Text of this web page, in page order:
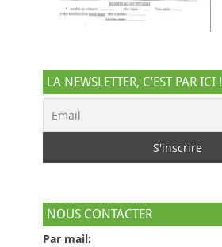
LA NEWSLETTER, C’EST PAR ICI !
NOUS CONTACTER
Par mail: